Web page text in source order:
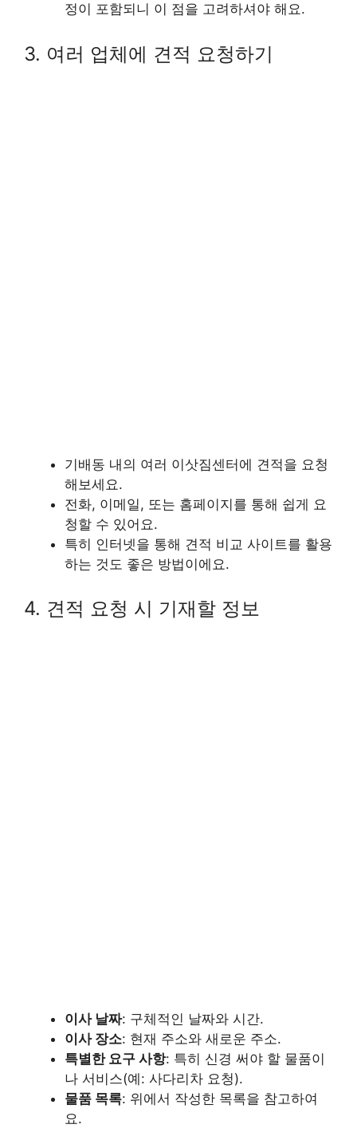
정이 포함되니 이 점을 고려하셔야 해요.
3. 여러 업체에 견적 요청하기
기배동 내의 여러 이삿짐센터에 견적을 요청
해보세요.
전화, 이메일, 또는 홈페이지를 통해 쉽게 요
청할 수 있어요.
특히 인터넷을 통해 견적 비교 사이트를 활용
하는 것도 좋은 방법이에요.
4. 견적 요청 시 기재할 정보
이사 날짜: 구체적인 날짜와 시간.
이사 장소: 현재 주소와 새로운 주소.
특별한 요구 사항: 특히 신경 써야 할 물품이
나 서비스(예: 사다리차 요청).
물품 목록: 위에서 작성한 목록을 참고하여
요.